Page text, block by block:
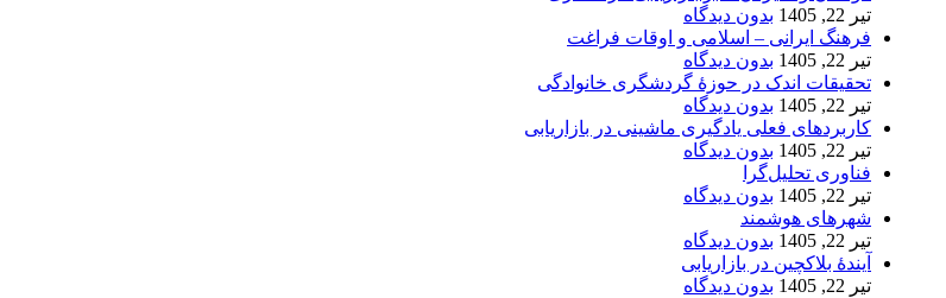
تیر 22, 1405
بدون دیدگاه
فرهنگ ایرانی – اسلامی و اوقات فراغت
تیر 22, 1405
بدون دیدگاه
تحقیقات اندک در حوزۀ گردشگری خانوادگی
تیر 22, 1405
بدون دیدگاه
کاربردهای فعلی یادگیری ماشینی در بازاریابی
تیر 22, 1405
بدون دیدگاه
فناوری تحلیل‌گرا
تیر 22, 1405
بدون دیدگاه
شهرهای هوشمند
تیر 22, 1405
بدون دیدگاه
آیندۀ بلاکچین در بازاریابی
تیر 22, 1405
بدون دیدگاه